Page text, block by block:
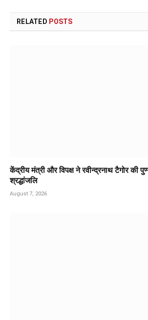
RELATED POSTS
केंद्रीय मंत्री और विपक्ष ने रवीन्द्रनाथ टैगोर की
श्रद्धांजलि
August 7, 2026